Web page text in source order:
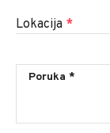
Lokacija *